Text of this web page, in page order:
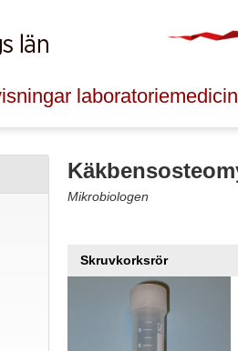
laboratoriemedicin
Mikrobiologen
Skruvkorksrör